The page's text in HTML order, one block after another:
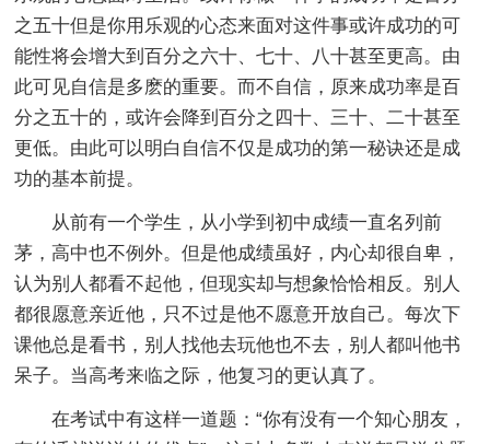
之五十但是你用乐观的心态来面对这件事或许成功的可
能性将会增大到百分之六十、七十、八十甚至更高。由
此可见自信是多麽的重要。而不自信，原来成功率是百
分之五十的，或许会降到百分之四十、三十、二十甚至
更低。由此可以明白自信不仅是成功的第一秘诀还是成
功的基本前提。
从前有一个学生，从小学到初中成绩一直名列前
茅，高中也不例外。但是他成绩虽好，内心却很自卑，
认为别人都看不起他，但现实却与想象恰恰相反。别人
都很愿意亲近他，只不过是他不愿意开放自己。每次下
课他总是看书，别人找他去玩他也不去，别人都叫他书
呆子。当高考来临之际，他复习的更认真了。
在考试中有这样一道题：“你有没有一个知心朋友，